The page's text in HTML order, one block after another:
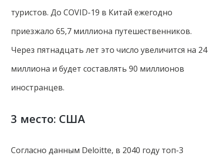
туристов. До COVID-19 в Китай ежегодно
приезжало 65,7 миллиона путешественников.
Через пятнадцать лет это число увеличится на 24
миллиона и будет составлять 90 миллионов
иностранцев.
3 место: США
Согласно данным Deloitte, в 2040 году топ-3